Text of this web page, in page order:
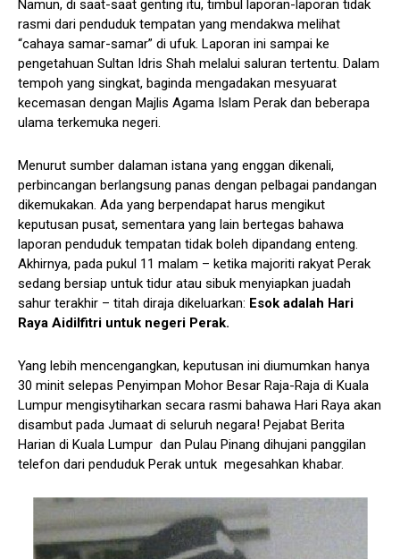
Namun, di saat-saat genting itu, timbul laporan-laporan tidak
rasmi dari penduduk tempatan yang mendakwa melihat
“cahaya samar-samar” di ufuk. Laporan ini sampai ke
pengetahuan Sultan Idris Shah melalui saluran tertentu. Dalam
tempoh yang singkat, baginda mengadakan mesyuarat
kecemasan dengan Majlis Agama Islam Perak dan beberapa
ulama terkemuka negeri.
Menurut sumber dalaman istana yang enggan dikenali,
perbincangan berlangsung panas dengan pelbagai pandangan
dikemukakan. Ada yang berpendapat harus mengikut
keputusan pusat, sementara yang lain bertegas bahawa
laporan penduduk tempatan tidak boleh dipandang enteng.
Akhirnya, pada pukul 11 malam – ketika majoriti rakyat Perak
sedang bersiap untuk tidur atau sibuk menyiapkan juadah
sahur terakhir – titah diraja dikeluarkan: Esok adalah Hari
Raya Aidilfitri untuk negeri Perak.
Yang lebih mencengangkan, keputusan ini diumumkan hanya
30 minit selepas Penyimpan Mohor Besar Raja-Raja di Kuala
Lumpur mengisytiharkan secara rasmi bahawa Hari Raya akan
disambut pada Jumaat di seluruh negara! Pejabat Berita
Harian di Kuala Lumpur dan Pulau Pinang dihujani panggilan
telefon dari penduduk Perak untuk megesahkan khabar.